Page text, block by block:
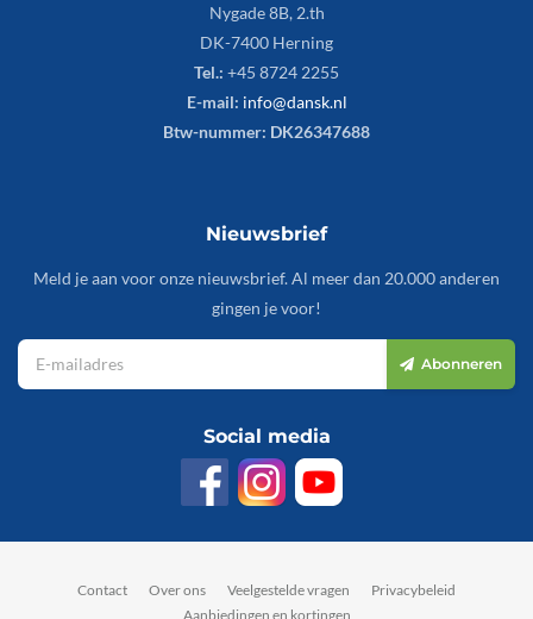
Nygade 8B, 2.th
DK-7400 Herning
Tel.: +45 8724 2255
E-mail: info@dansk.nl
Btw-nummer: DK26347688
Nieuwsbrief
Meld je aan voor onze nieuwsbrief. Al meer dan 20.000 anderen
gingen je voor!
Abonneren
Social media
Contact Over ons Veelgestelde vragen
Privacybeleid
Aanbiedingen en kortingen